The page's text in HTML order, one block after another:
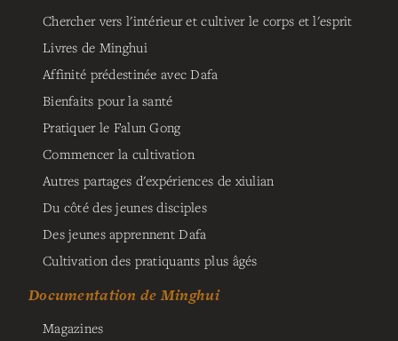
Chercher vers l'intérieur et cultiver le corps et l'esprit
Livres de Minghui
Affinité prédestinée avec Dafa
Bienfaits pour la santé
Pratiquer le Falun Gong
Commencer la cultivation
Autres partages d'expériences de xiulian
Du côté des jeunes disciples
Des jeunes apprennent Dafa
Cultivation des pratiquants plus âgés
Documentation de Minghui
Magazines